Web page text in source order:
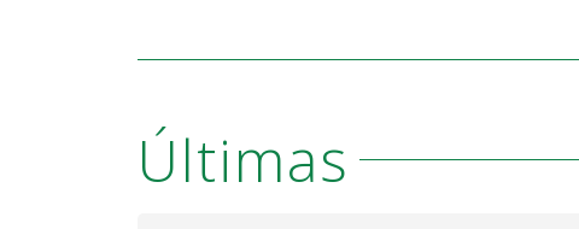
Últimas